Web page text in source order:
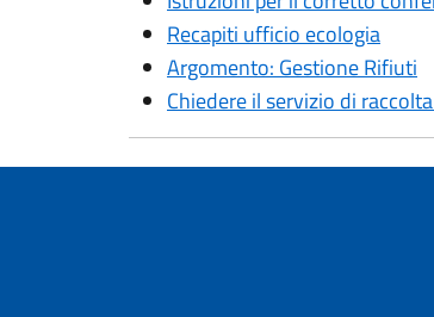
Recapiti ufficio ecologia
Argomento: Gestione Rifiuti
Chiedere il servizio di